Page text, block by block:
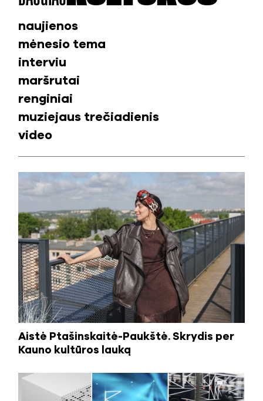
Aistė Ptašinskaitė-Paukštė. Skrydis per
Kauno kultūros lauką
naujienos
mėnesio tema
interviu
maršrutai
renginiai
muziejaus trečiadienis
video